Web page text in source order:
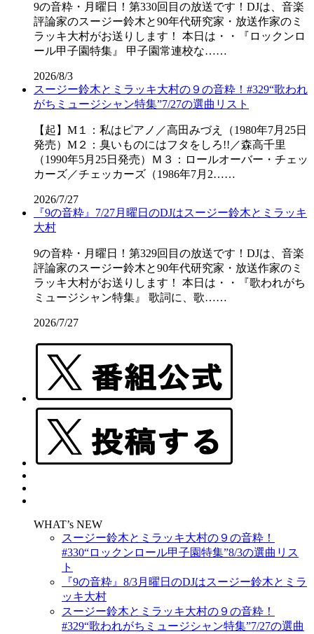
9の音粋・月曜日！第330回目の放送です！DJは、音楽
評論家のスージー鈴木と90年代研究家・放送作家のミ
ラッキ大村がお送りします！ 本日は・・『ロックンロ
ール甲子園特集』 甲子園常連校な……
2026/8/3
スージー鈴木とミラッキ大村の９の音粋！#329“歌われ
がちミュージシャン特集”7/27の選曲リスト
【起】M１：私はピアノ／高田みづえ（1980年7月25日
発売）M２：臭いものにはフタをしろ!!／森高千里
（1990年5月25日発売）Ｍ３：ロールオーバー・チェッ
カーズ／チェッカーズ（1986年7月2……
2026/7/27
『9の音粋』7/27月曜日のDJはスージー鈴木とミラッキ
大村
9の音粋・月曜日！第329回目の放送です！DJは、音楽
評論家のスージー鈴木と90年代研究家・放送作家のミ
ラッキ大村がお送りします！ 本日は・・『歌われがち
ミュージシャン特集』 歌詞に、歌……
2026/7/27
WHAT’s NEW
スージー鈴木とミラッキ大村の９の音粋！
#330“ロックンロール甲子園特集”8/3の選曲リス
ト
『9の音粋』8/3月曜日のDJはスージー鈴木とミラ
ッキ大村
スージー鈴木とミラッキ大村の９の音粋！
#329“歌われがちミュージシャン特集”7/27の選曲